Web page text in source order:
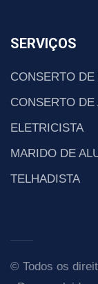
SERVIÇOS
CONSERTO DE
CONSERTO
ELETRICISTA
MARIDO DE
TELHADISTA
© Todos os